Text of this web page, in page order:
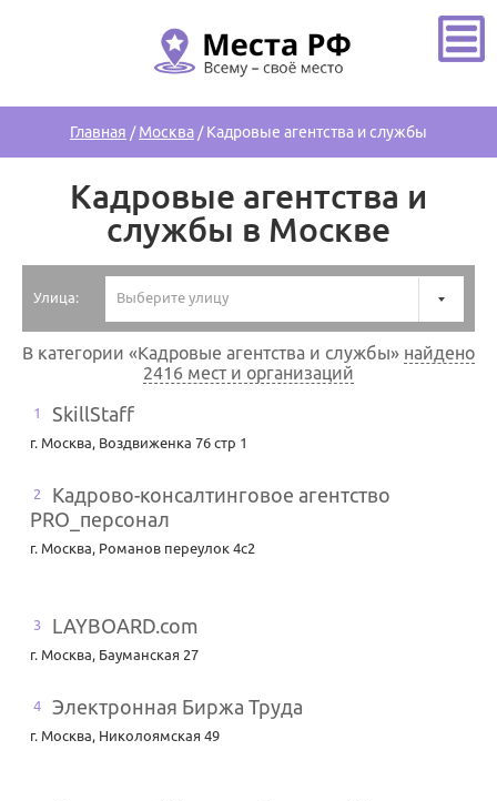
Главная /Москва /Кадровые агентства и службы
Кадровые агентства и
службы в Москве
Улица: Выберите улицу
В категории «Кадровые агентства и службы» найдено
2416 мест и организаций
1 SkillStaff
г. Москва, Воздвиженка 76 стр 1
2
Кадрово-консалтинговое агентство
PRO_персонал
г. Москва, Романов переулок 4с2
3 LAYBOARD.com
г. Москва, Бауманская 27
4 Электронная Биржа Труда
г. Москва, Николоямская 49